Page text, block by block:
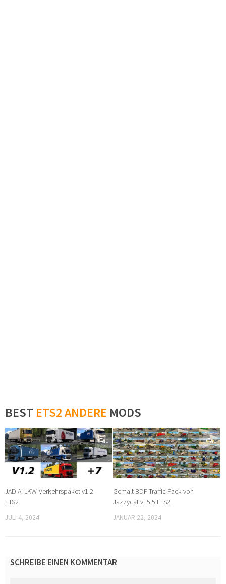
BEST ETS2 ANDERE MODS
0
JAD AI LKW-Verkehrspaket v1.2
ETS2
JULI 4, 2024
0
Gemalt BDF Traffic Pack von
Jazzycat v15.5 ETS2
JANUAR 22, 2024
SCHREIBE EINEN KOMMENTAR